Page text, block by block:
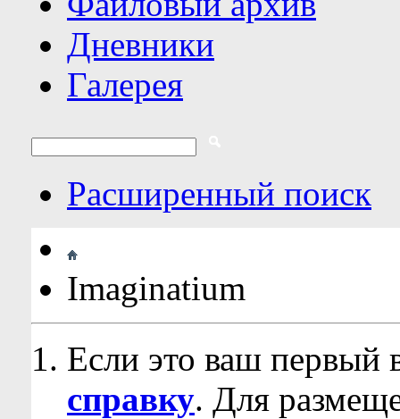
Дневники
Галерея
Расширенный поиск
Imaginatium
Если это ваш первый
справку. Для